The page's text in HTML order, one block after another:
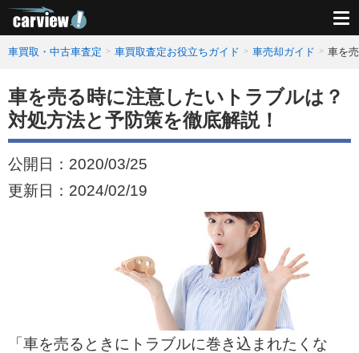
車買取・中古車査定 車買取査定お役立ちガイド 車売却ガイド 車を
車を売る時に注意したいトラブルは？
対処方法と予防策を徹底解説！
公開日： 2020/03/25
更新日： 2024/02/19
「車を売るときにトラブルに巻き込まれたくな